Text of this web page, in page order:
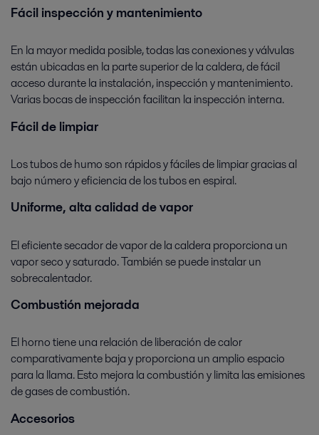
Renewable power
suministro de energía sólido y seguro. La experiencia, equipos y servicios
de Alfa Laval contribuyen a un futuro sostenible.
Thermal power
Mayor eficiencia exige gran experiencia. Las soluciones de Alfa Laval
para plantas de turbinas garantizan un suministro eléctrico estable y
económico.
Fácil inspección y mantenimiento
En la mayor medida posible, todas las conexiones y válvulas
están ubicadas en la parte superior de la caldera, de fácil
acceso durante la instalación, inspección y mantenimiento.
Varias bocas de inspección facilitan la inspección interna.
Fácil de limpiar
Los tubos de humo son rápidos y fáciles de limpiar gracias al
bajo número y eficiencia de los tubos en espiral.
Uniforme, alta calidad de vapor
El eficiente secador de vapor de la caldera proporciona un
vapor seco y saturado. También se puede instalar un
sobrecalentador.
Combustión mejorada
El horno tiene una relación de liberación de calor
comparativamente baja y proporciona un amplio espacio
para la llama. Esto mejora la combustión y limita las emisiones
de gases de combustión.
Accesorios